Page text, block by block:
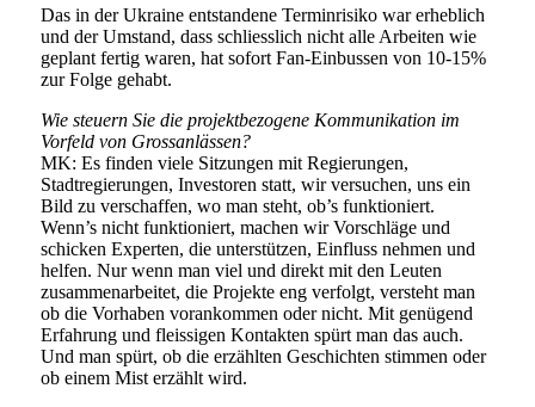
Das in der Ukraine entstandene Terminrisiko war erheblich
und der Umstand, dass schliesslich nicht alle Arbeiten wie
geplant fertig waren, hat sofort Fan-Einbussen von 10-15%
zur Folge gehabt.
Wie steuern Sie die projektbezogene Kommunikation im
Vorfeld von Grossanlässen?
MK: Es finden viele Sitzungen mit Regierungen,
Stadtregierungen, Investoren statt, wir versuchen, uns ein
Bild zu verschaffen, wo man steht, ob’s funktioniert.
Wenn’s nicht funktioniert, machen wir Vorschläge und
schicken Experten, die unterstützen, Einfluss nehmen und
helfen. Nur wenn man viel und direkt mit den Leuten
zusammenarbeitet, die Projekte eng verfolgt, versteht man
ob die Vorhaben vorankommen oder nicht. Mit genügend
Erfahrung und fleissigen Kontakten spürt man das auch.
Und man spürt, ob die erzählten Geschichten stimmen oder
ob einem Mist erzählt wird.